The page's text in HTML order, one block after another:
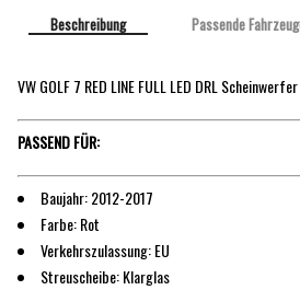
Beschreibung Passende
VW GOLF 7 RED LINE FULL LED DRL
PASSEND FÜR:
Baujahr: 2012-2017
Farbe: Rot
Verkehrszulassung: EU
Streuscheibe: Klarglas